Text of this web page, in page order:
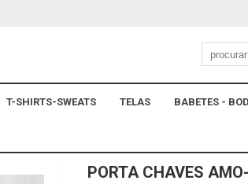
T-SHIRTS-SWEATS TELAS BABETES -
PORTA CHAVES